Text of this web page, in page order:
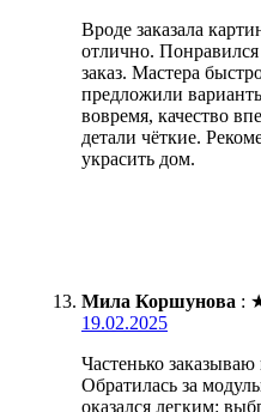
Вроде заказала
отлично.
заказ. Мастера
предложили
вовремя, качество
детали чёткие.
украсить дом.
Мила Коршунова :
19.02.2025
Частенько
Обратилась за
оказался легким: